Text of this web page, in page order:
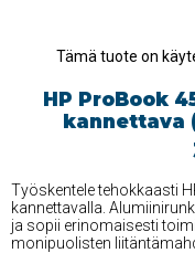
Tämä tuote on
HP ProBook
kannettava
Työskentele tehokkaasti
kannettavalla.
ja sopii erinomaisesti
monipuolisten